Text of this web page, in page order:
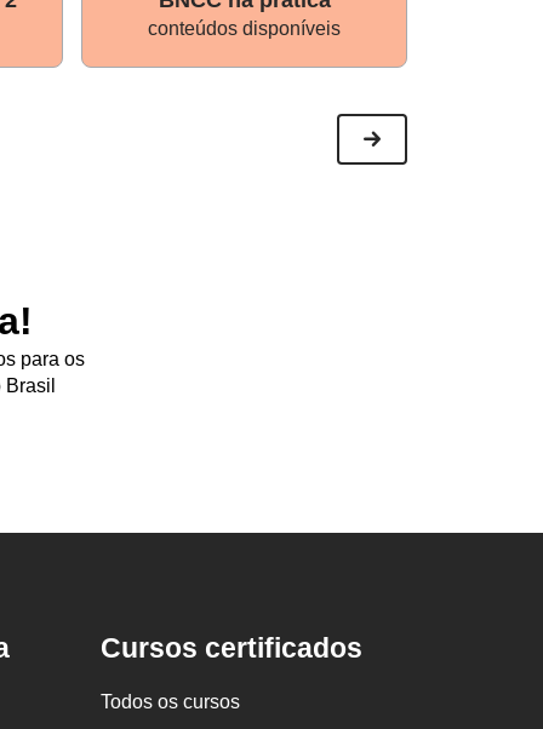
conteúdos disponíveis
para os
Cursos certificados
Todos os cursos